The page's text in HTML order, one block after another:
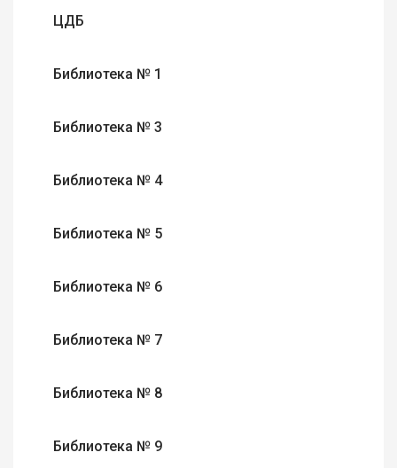
ЦДБ
Библиотека № 1
Библиотека № 3
Библиотека № 4
Библиотека № 5
Библиотека № 6
Библиотека № 7
Библиотека № 8
Библиотека № 9